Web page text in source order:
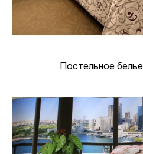
Постельное